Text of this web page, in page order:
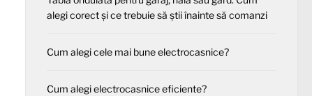
alegi corect și ce trebuie să știi înainte să comanzi
Cum alegi cele mai bune electrocasnice?
Cum alegi electrocasnice eficiente?